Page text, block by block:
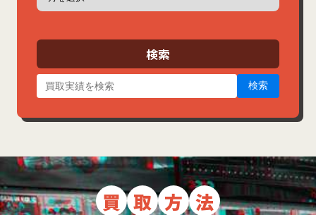
カ
検索
検索
買 取 方 法